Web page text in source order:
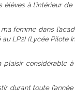
à l’intérieur de
femme dans
LP2I (Lycée Pilote
plaisir considérable
durant toute